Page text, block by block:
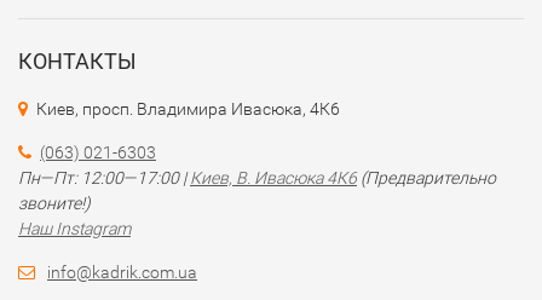
КОНТАКТЫ
Киев, просп. Владимира Ивасюка, 4К6
(063) 021-6303
Пн—Пт: 12:00—17:00 |Киев, В. Ивасюка 4К6 (Предварительно
звоните!)
Наш Instagram
info@kadrik.com.ua